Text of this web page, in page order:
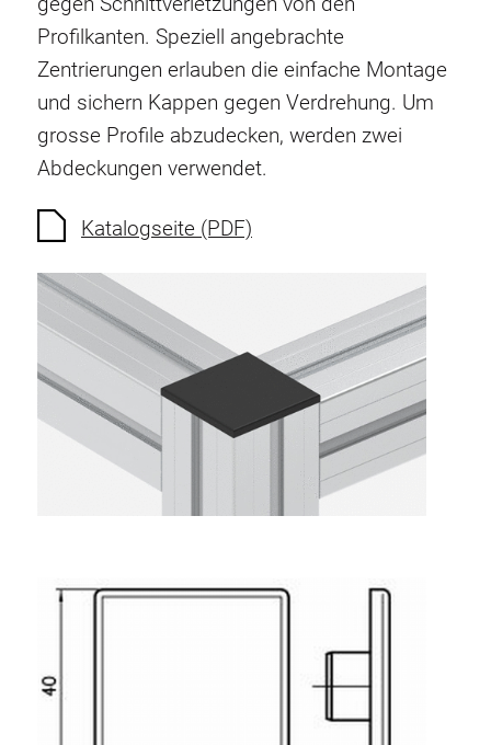
Verdrehsicherungen
Gewindeeinsätze
Bodenverbindungselemente
Rollenelemente
Kunststoffelemente
Flächenelemente
Beschläge
Pneumatik Elemente
Dynamische Elemente
Eckelement
Hubsäulen
Rollbahnsystem
Profilkanten. Speziell angebrachte
Zentrierungen erlauben die einfache Montage
und sichern Kappen gegen Verdrehung. Um
grosse Profile abzudecken, werden zwei
Abdeckungen verwendet.
Katalogseite (PDF)